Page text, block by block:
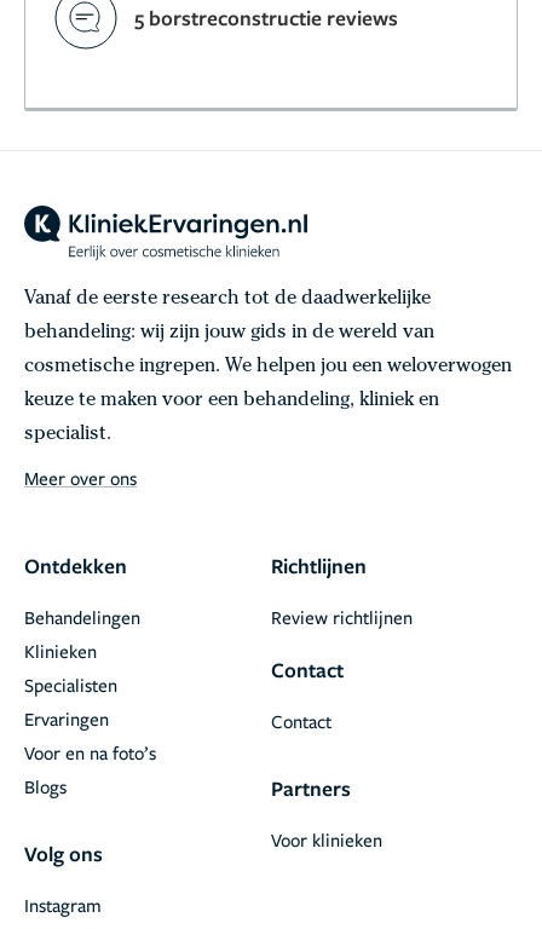
5 borstreconstructie reviews
Vanaf de eerste research tot de daadwerkelijke
behandeling: wij zijn jouw gids in de wereld van
cosmetische ingrepen. We helpen jou een weloverwogen
keuze te maken voor een behandeling, kliniek en
specialist.
Meer over ons
Ontdekken
Behandelingen
Klinieken
Specialisten
Ervaringen
Voor en na foto’s
Blogs
Volg ons
Instagram
Richtlijnen
Review richtlijnen
Contact
Contact
Partners
Voor klinieken